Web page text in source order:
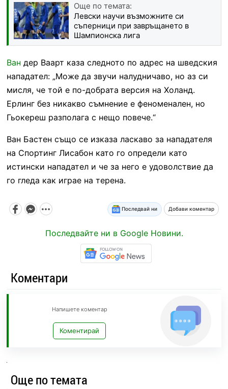
Още по темата:
Левски научи възможните си
съперници при завръщането в
Шампионска лига
Ван дер Ваарт каза следното по адрес на шведския
нападател: „Може да звучи налудничаво, но аз си
мисля, че той е по-добрата версия на Холанд.
Ерлинг без никакво съмнение е феноменален, но
Гьокереш разполага с нещо повече.“
Ван Бастен също се изказа ласкаво за нападателя
на Спортинг Лисабон като го определи като
истински нападател и че за него е удоволствие да
го гледа как играе на терена.
Последвай ни Добави коментар
Последвайте ни в Google Новини.
Коментари
Напишете коментар
Коментирай
Още по темата